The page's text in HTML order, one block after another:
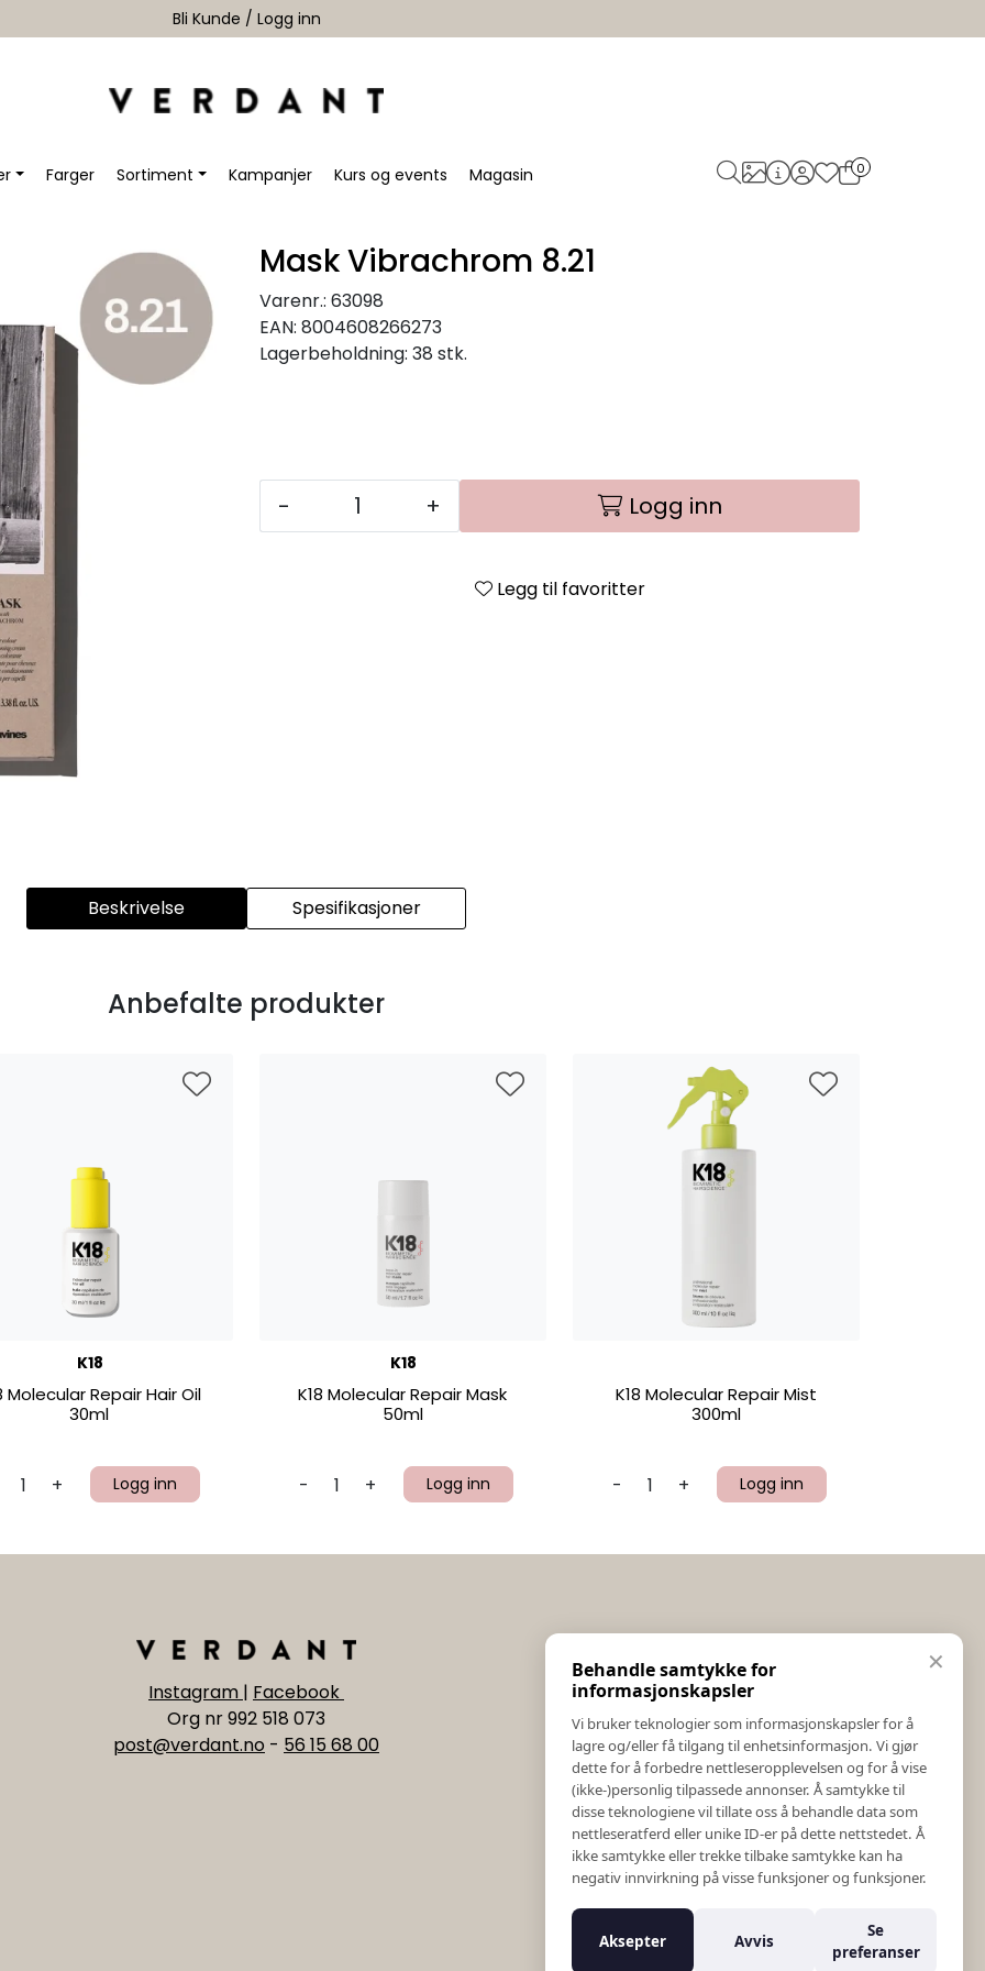
Bli Kunde / Logg inn
Farger Sortiment Kampanjer Kurs og events Magasin 0
Mask Vibrachrom 8.21
Varenr.: 63098
EAN: 8004608266273
Lagerbeholdning: 38 stk.
- + Logg inn
Legg til favoritter
Beskrivelse Spesifikasjoner
Anbefalte produkter
K18
Molecular Repair Hair Oil
30ml
+ Logg inn
K18
K18 Molecular Repair Mask
50ml
- + Logg inn
K18 Molecular Repair Mist
300ml
- + Logg inn
Instagram | Facebook
Org nr 992 518 073
post@verdant.no - 56 15 68 00
Salgs & Leveringsbetingelser
Registrer reklamasjon eller retur
Kontakt Oss
Bildebank
Følg Oss
Prislister
Etiske Retningslinjer
Åpenhetsloven
Varsling om kritikkverdige forhold
✕
Behandle samtykke for
informasjonskapsler
Vi bruker teknologier som informasjonskapsler for å
lagre og/eller få tilgang til enhetsinformasjon. Vi gjør
dette for å forbedre nettleseropplevelsen og for å vise
(ikke-)personlig tilpassede annonser. Å samtykke til
disse teknologiene vil tillate oss å behandle data som
nettleseratferd eller unike ID-er på dette nettstedet. Å
ikke samtykke eller trekke tilbake samtykke kan ha
negativ innvirkning på visse funksjoner og funksjoner.
Aksepter Avvis
Se
preferanser